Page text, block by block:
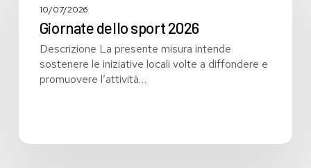
202610/07/2026
Giornate dello sport 2026
Descrizione La presente misura intende
sostenere le iniziative locali volte a diffondere e
promuovere l’attività…